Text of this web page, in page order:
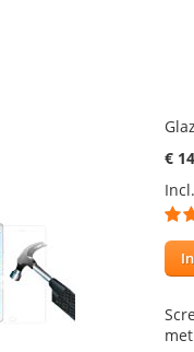
€